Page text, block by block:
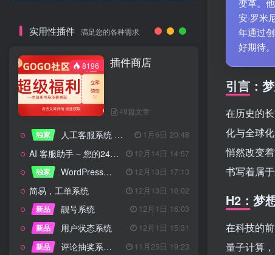
实用性插件 满足您的各种需求
8196 插件商店
49篇文章
独家 人工客服系统 技术开发文档 1月6日 20:48
AI 客服助手 – 您的24/7智能客服专家
12月14日 14:57
独家
WordPress设备管理器插件 – 专业版 12月13日 17:13
简易，工单系统
12月13日 16:02
新品
靓号系统
12月1日 16:03
新品
用户状态系统
12月1日 15:31
新品
评论抽奖系统 – 完整功能详解
11月25日 19:23
变革。
安·罗米
年通过
好期待。
引言：
在历史的
化与全球
悄然改变
书写着属于
H2：梦
在科技的
量子计算